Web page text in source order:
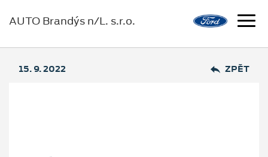
AUTO Brandýs n/L. s.r.o.
15. 9. 2022 ZPĚT